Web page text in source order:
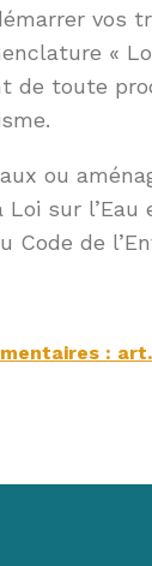
vos
«
de toute
ou
sur l’Eau
Code de
: art.